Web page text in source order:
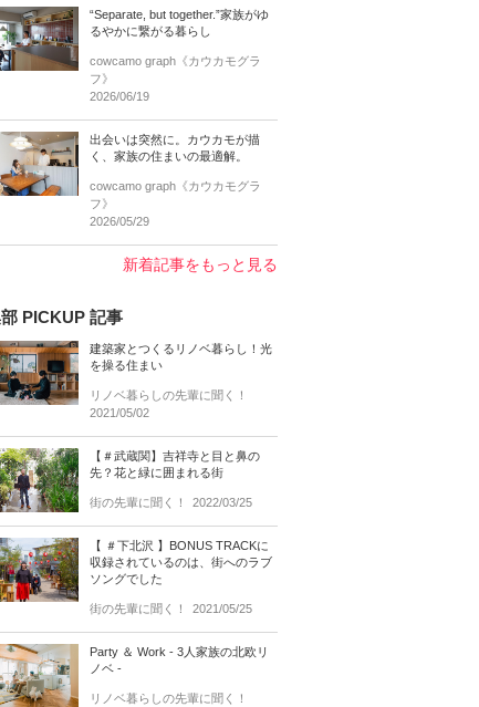
“Separate, but together.”家族がゆ
るやかに繋がる暮らし
cowcamo graph《カウカモグラ
フ》
2026/06/19
出会いは突然に。カウカモが描
く、家族の住まいの最適解。
cowcamo graph《カウカモグラ
フ》
2026/05/29
新着記事をもっと見る
PICKUP 記事
建築家とつくるリノベ暮らし！光
を操る住まい
リノベ暮らしの先輩に聞く！
2021/05/02
【＃武蔵関】吉祥寺と目と鼻の
先？花と緑に囲まれる街
街の先輩に聞く！ 2022/03/25
【 ＃下北沢 】BONUS TRACKに
収録されているのは、街へのラブ
ソングでした
街の先輩に聞く！ 2021/05/25
Party ＆ Work - 3人家族の北欧リ
ノベ -
リノベ暮らしの先輩に聞く！